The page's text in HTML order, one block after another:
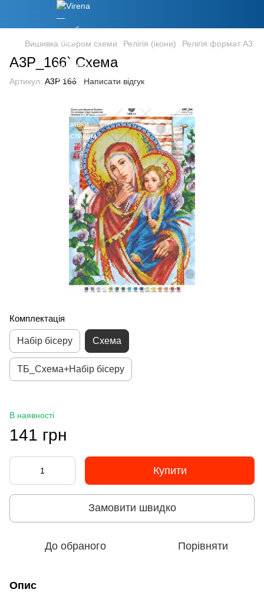
Вишивка бісером схеми Релігія (ікони) Релігія формат А3
А3Р_166` Схема
Артикул: А3Р 166 Написати відгук
Комплектація
Набір бісеру Схема
ТБ_Схема+Набір бісеру
В наявності
141 грн
Купити
Замовити швидко
До обраного Порівняти
Опис